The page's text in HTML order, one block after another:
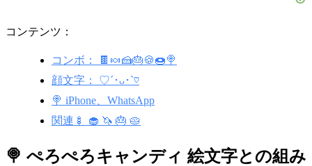
コンテンツ：
コンボ： 🍫🍬🍰🎂🍪🍩🍭
顔文字： ♡´･ᴗ･`♡
🍭 iPhone、WhatsApp
関連🍢 🧁 🦄 🎂 🥧
🍭 ぺろぺろキャンディ 絵文字との組み